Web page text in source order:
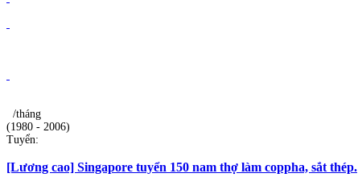
/tháng
(1980 - 2006)
Tuyển:
[Lương cao] Singapore tuyển 150 nam thợ làm coppha, sắt thép.